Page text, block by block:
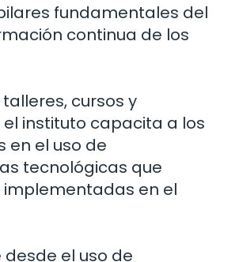
fundamentales del
continua de los
cursos y
el instituto capacita a los
en el uso de
tecnológicas que
implementadas en el
desde el uso de